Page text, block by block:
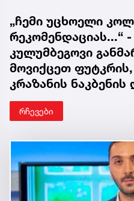
„ჩემი უცხოელი
რეკომენდაციას...“ -
კულუმბეგოვი
მოვიქცეთ
კრაზანის
რჩევები